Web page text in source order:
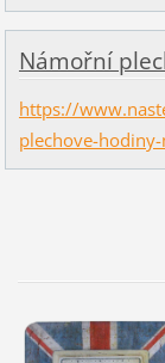
Námořní
https://
plechove-